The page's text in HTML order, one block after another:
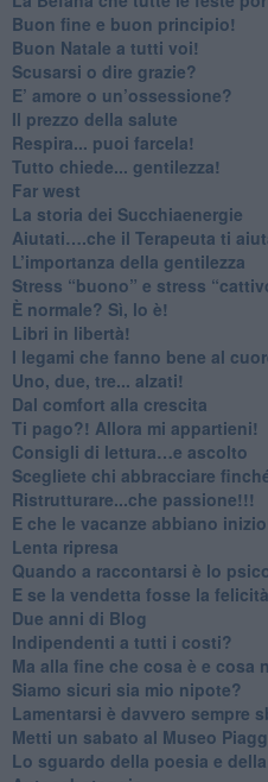
Buon fine e buon principio!
​Buon Natale a tutti voi!
​Scusarsi o dire grazie?
​E’ amore o un’ossessione?
​Il prezzo della salute
​Respira... puoi farcela!
​Tutto chiede... gentilezza!
​Far west
​La storia dei Succhiaenergie
​Aiutati….che il Terapeuta ti
​L’importanza della gentilezza
​Stress “buono” e stress
​È normale? Sì, lo è!
​Libri in libertà!
​I legami che fanno bene al
Uno, due, tre... alzati!​
​Dal comfort alla crescita
​Ti pago?! Allora mi appartieni!​
​Consigli di lettura…e ascolto
​Scegliete chi abbracciare
​Ristrutturare...che passione!!!
​E che le vacanze abbiano
​Lenta ripresa
​Quando a raccontarsi è lo
​E se la vendetta fosse la
​Due anni di Blog
​Indipendenti a tutti i costi?
​Ma alla fine che cosa è e cosa
​Siamo sicuri sia mio nipote?
​Lamentarsi è davvero sempre
​Metti un sabato al Museo
​Lo sguardo della poesia e